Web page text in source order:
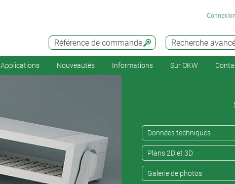
Recherche
Référence de commande
Connexion
Applications Nouveautés Informations Sur OKW
Données techniques
Plans 2D et 3D
Galerie de photos